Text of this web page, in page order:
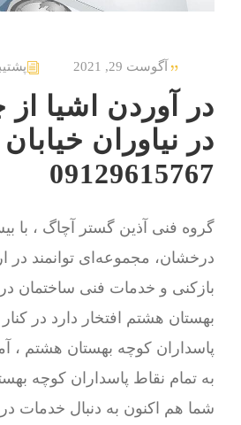
آگوست 29, 2021
در آوردن اشیا از
در نیاوران خیابان
09129615767
درخشان، مجموعه‌ای توانمند در
بازکنی و خدمات فنی ساختمان
بهستان هشتم افتخار دارد در
پاسداران کوچه بهستان هشتم ،
به تمام نقاط پاسداران کوچه
شما هم اکنون به دنبال خدمات در